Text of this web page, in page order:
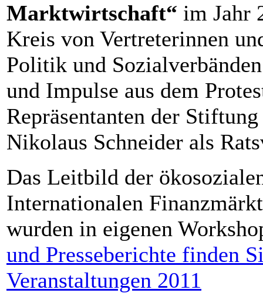
Marktwirtschaft“ im Jahr
Kreis von Vertreterinnen
Politik und
und Impulse aus dem
Repräsentanten der
Nikolaus Schneider als
Das Leitbild der
Internationalen
wurden in eigenen
und Presseberichte finden
Veranstaltungen 2011